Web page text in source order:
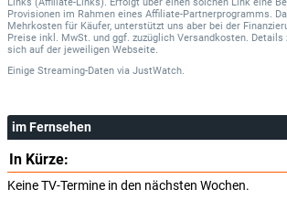
Provisionen im Rahmen eines Affiliate-Partnerprogramms.
Mehrkosten für Käufer, unterstützt uns aber bei der
Preise inkl. MwSt. und ggf. zuzüglich Versandkosten. Details
sich auf der jeweiligen Webseite.
Einige Streaming-Daten via JustWatch.
im Fernsehen
In Kürze:
Keine TV-Termine in den nächsten Wochen.